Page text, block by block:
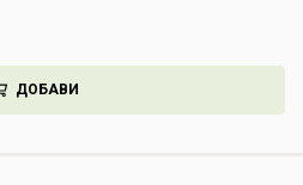
ДОБАВИ